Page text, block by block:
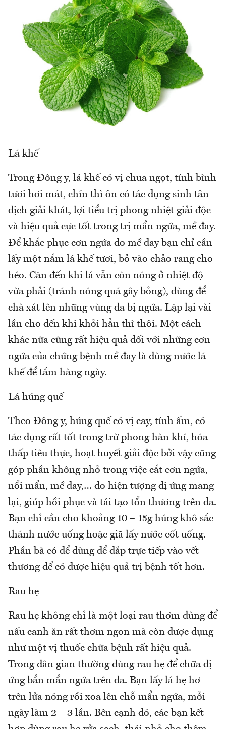
Lá khế
Trong Đông y, lá khế có vị chua ngọt, tính bình
tươi hơi mát, chín thì ôn có tác dụng sinh tân
dịch giải khát, lợi tiểu trị phong nhiệt giải độc
và hiệu quả cực tốt trong trị mẩn ngứa, mề đay.
Để khắc phục cơn ngứa do mề đay bạn chỉ cần
lấy một nắm lá khế tươi, bỏ vào chảo rang cho
héo. Căn đến khi lá vẫn còn nóng ở nhiệt độ
vừa phải (tránh nóng quá gây bỏng), dùng để
chà xát lên những vùng da bị ngứa. Lặp lại vài
lần cho đến khi khỏi hẳn thì thôi. Một cách
khác nữa cũng rất hiệu quả đối với những cơn
ngứa của chứng bệnh mề đay là dùng nước lá
khế để tắm hàng ngày.
Lá húng quế
Theo Đông y, húng quế có vị cay, tính ấm, có
tác dụng rất tốt trong trừ phong hàn khí, hóa
thấp tiêu thực, hoạt huyết giải độc bởi vậy cũng
góp phần không nhỏ trong việc cắt cơn ngứa,
nổi mẩn, mề đay,… do hiện tượng dị ứng mang
lại, giúp hồi phục và tái tạo tổn thương trên da.
Bạn chỉ cần cho khoảng 10 – 15g húng khô sắc
thánh nước uống hoặc giã lấy nước cốt uống.
Phần bã có để dùng để đắp trực tiếp vào vết
thương để có được hiệu quả trị bệnh tốt hơn.
Rau hẹ
Rau hẹ không chỉ là một loại rau thơm dùng để
nấu canh ăn rất thơm ngon mà còn được dụng
như một vị thuốc chữa bệnh rất hiệu quả.
Trong dân gian thường dùng rau hẹ để chữa dị
ứng bẩn mẩn ngứa trên da. Bạn lấy lá hẹ hơ
trên lửa nóng rồi xoa lên chỗ mẩn ngứa, mỗi
ngày làm 2 – 3 lần. Bên cạnh đó, các bạn kết